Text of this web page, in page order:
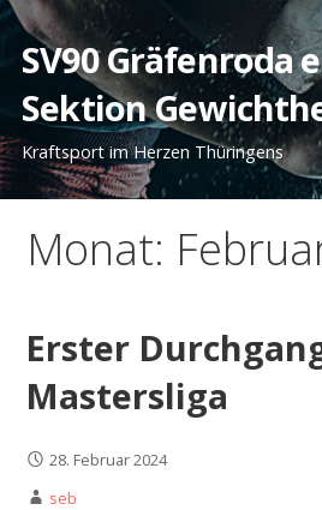
Zum
Inhalt
springen
SV90 Gräfenroda
Sektion
Kraftsport im Herzen Thüringens
Monat:
Erster
Mastersliga
28. Februar 2024
seb